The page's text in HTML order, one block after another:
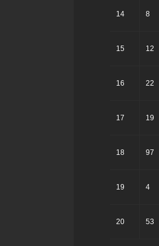
14 8
15 12
16 22
17 19
18 97
19 4
20 53